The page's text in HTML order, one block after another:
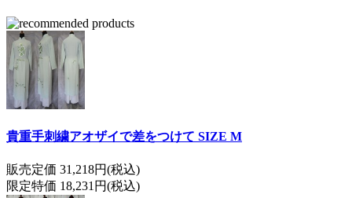
貴重手刺繍アオザイで差をつけて SIZE M
販売定価 31,218円(税込)
限定特価 18,231円(税込)